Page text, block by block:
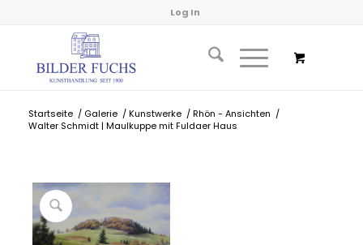
Log In
Startseite / Galerie / Kunstwerke / Rhön - Ansichten /
Walter Schmidt | Maulkuppe mit Fuldaer Haus